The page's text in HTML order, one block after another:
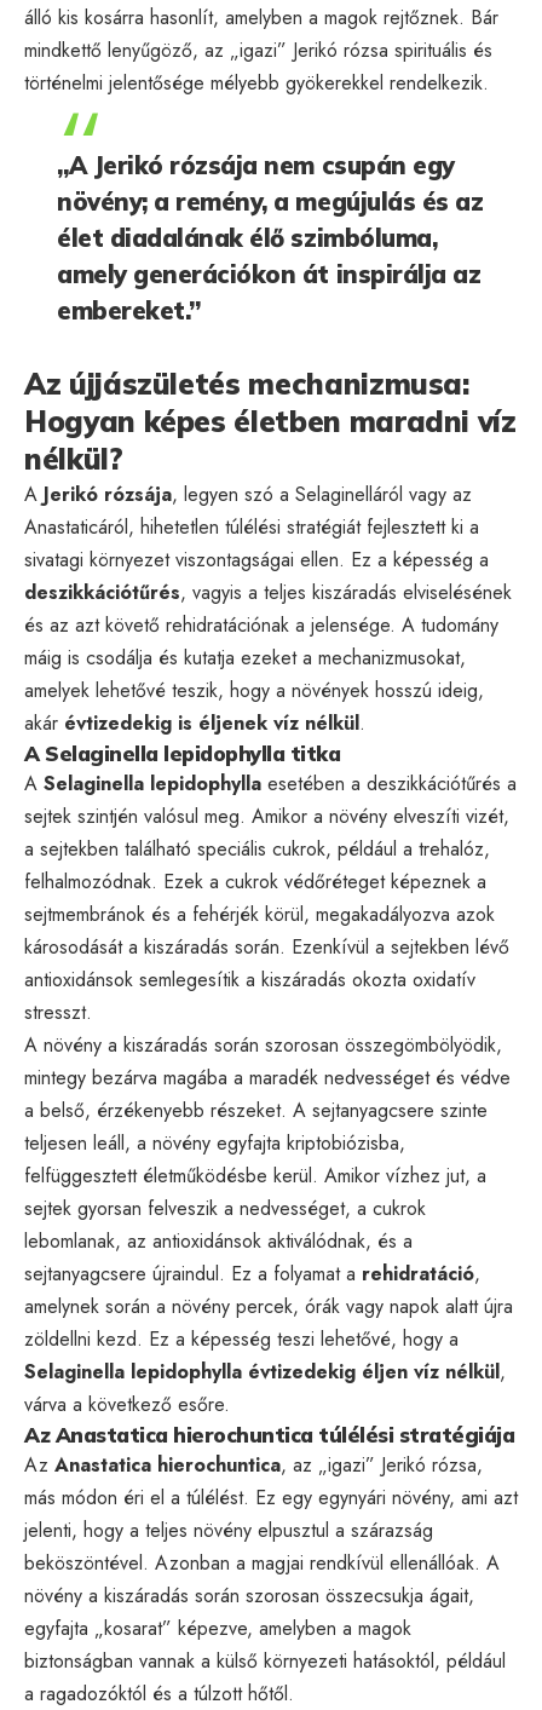
álló kis kosárra hasonlít, amelyben a magok rejtőznek. Bár
mindkettő lenyűgöző, az „igazi” Jerikó rózsa spirituális és
történelmi jelentősége mélyebb gyökerekkel rendelkezik.
„A Jerikó rózsája nem csupán egy
növény; a remény, a megújulás és az
élet diadalának élő szimbóluma,
amely generációkon át inspirálja az
embereket.”
Az újjászületés mechanizmusa:
Hogyan képes életben maradni víz
nélkül?
A Jerikó rózsája, legyen szó a Selaginelláról vagy az
Anastaticáról, hihetetlen túlélési stratégiát fejlesztett ki a
sivatagi környezet viszontagságai ellen. Ez a képesség a
deszikkációtűrés, vagyis a teljes kiszáradás elviselésének
és az azt követő rehidratációnak a jelensége. A tudomány
máig is csodálja és kutatja ezeket a mechanizmusokat,
amelyek lehetővé teszik, hogy a növények hosszú ideig,
akár évtizedekig is éljenek víz nélkül.
A Selaginella lepidophylla titka
A Selaginella lepidophylla esetében a deszikkációtűrés a
sejtek szintjén valósul meg. Amikor a növény elveszíti vizét,
a sejtekben található speciális cukrok, például a trehalóz,
felhalmozódnak. Ezek a cukrok védőréteget képeznek a
sejtmembránok és a fehérjék körül, megakadályozva azok
károsodását a kiszáradás során. Ezenkívül a sejtekben lévő
antioxidánsok semlegesítik a kiszáradás okozta oxidatív
stresszt.
A növény a kiszáradás során szorosan összegömbölyödik,
mintegy bezárva magába a maradék nedvességet és védve
a belső, érzékenyebb részeket. A sejtanyagcsere szinte
teljesen leáll, a növény egyfajta kriptobiózisba,
felfüggesztett életműködésbe kerül. Amikor vízhez jut, a
sejtek gyorsan felveszik a nedvességet, a cukrok
lebomlanak, az antioxidánsok aktiválódnak, és a
sejtanyagcsere újraindul. Ez a folyamat a rehidratáció,
amelynek során a növény percek, órák vagy napok alatt újra
zöldellni kezd. Ez a képesség teszi lehetővé, hogy a
Selaginella lepidophylla évtizedekig éljen víz nélkül,
várva a következő esőre.
Az Anastatica hierochuntica túlélési stratégiája
Az Anastatica hierochuntica, az „igazi” Jerikó rózsa,
más módon éri el a túlélést. Ez egy egynyári növény, ami azt
jelenti, hogy a teljes növény elpusztul a szárazság
beköszöntével. Azonban a magjai rendkívül ellenállóak. A
növény a kiszáradás során szorosan összecsukja ágait,
egyfajta „kosarat” képezve, amelyben a magok
biztonságban vannak a külső környezeti hatásoktól, például
a ragadozóktól és a túlzott hőtől.